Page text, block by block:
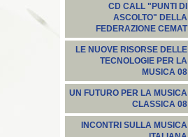
CD CALL "PUNTI DI
ASCOLTO" DELLA
FEDERAZIONE CEMAT
LE NUOVE RISORSE DELLE
TECNOLOGIE PER LA
MUSICA 08
UN FUTURO PER LA MUSICA
CLASSICA 08
INCONTRI SULLA MUSICA